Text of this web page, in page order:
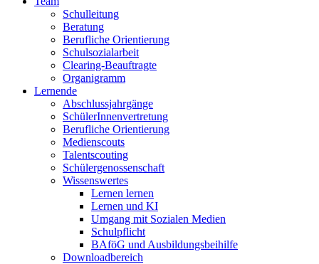
Schulleitung
Beratung
Berufliche Orientierung
Schulsozialarbeit
Clearing-Beauftragte
Organigramm
Lernende
Abschlussjahrgänge
SchülerInnenvertretung
Berufliche Orientierung
Medienscouts
Talentscouting
Schüler­genossen­schaft
Wissenswertes
Lernen lernen
Lernen und KI
Umgang mit Sozialen Medien
Schulpflicht
BAföG und Ausbildungsbeihilfe
Downloadbereich